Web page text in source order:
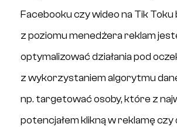
Facebooku czy wideo na Tik
z poziomu menedżera reklam
optymalizować działania pod
z wykorzystaniem algorytmu
np. targetować osoby, które z
potencjałem klikną w reklamę czy